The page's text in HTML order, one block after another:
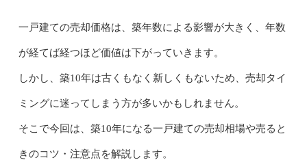
一戸建ての売却価格は、築年数による影響が大きく、年数
が経てば経つほど価値は下がっていきます。
しかし、築10年は古くもなく新しくもないため、売却タイ
ミングに迷ってしまう方が多いかもしれません。
そこで今回は、築10年になる一戸建ての売却相場や売ると
きのコツ・注意点を解説します。